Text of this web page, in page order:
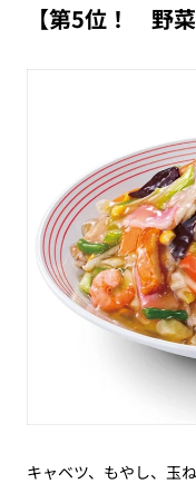
【第5位！ 野
キャベツ、もやし、玉